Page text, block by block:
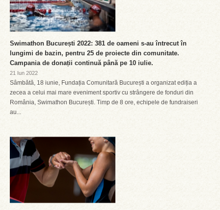
Swimathon București 2022: 381 de oameni s-au întrecut în
lungimi de bazin, pentru 25 de proiecte din comunitate.
Campania de donații continuă până pe 10 iulie.
21 Iun 2022
Sâmbătă, 18 iunie, Fundația Comunitară București a organizat ediția a
zecea a celui mai mare eveniment sportiv cu strângere de fonduri din
România, Swimathon București. Timp de 8 ore, echipele de fundraiseri
au...